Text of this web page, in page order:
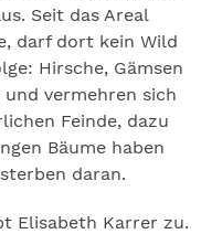
Seit das Areal
darf dort kein Wild
Hirsche, Gämsen
und vermehren sich
Feinde, dazu
Bäume haben
daran.
Elisabeth Karrer zu.